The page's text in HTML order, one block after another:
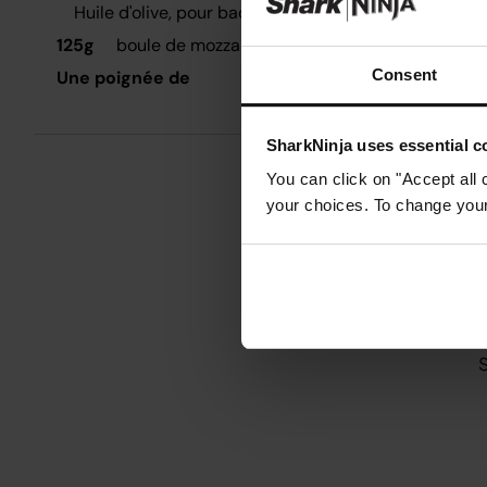
Consent
SharkNinja uses essential
You can click on "Accept all
your choices. To change
Huile d'olive, pour badigeonner
125g
boule de mozzarella, déchirée
Une poignée de